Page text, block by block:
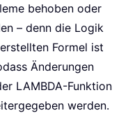
behoben oder
– denn die Logik
Formel ist
Änderungen
LAMBDA-Funktion
werden.